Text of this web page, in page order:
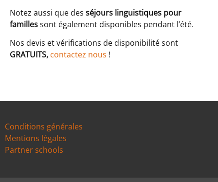
Notez aussi que des séjours linguistiques pour
famillessont également disponibles pendant l’été.
Nos devis et vérifications de disponibilité sont
GRATUITS, contactez nous !
Conditions générales
Mentions légales
Partner schools